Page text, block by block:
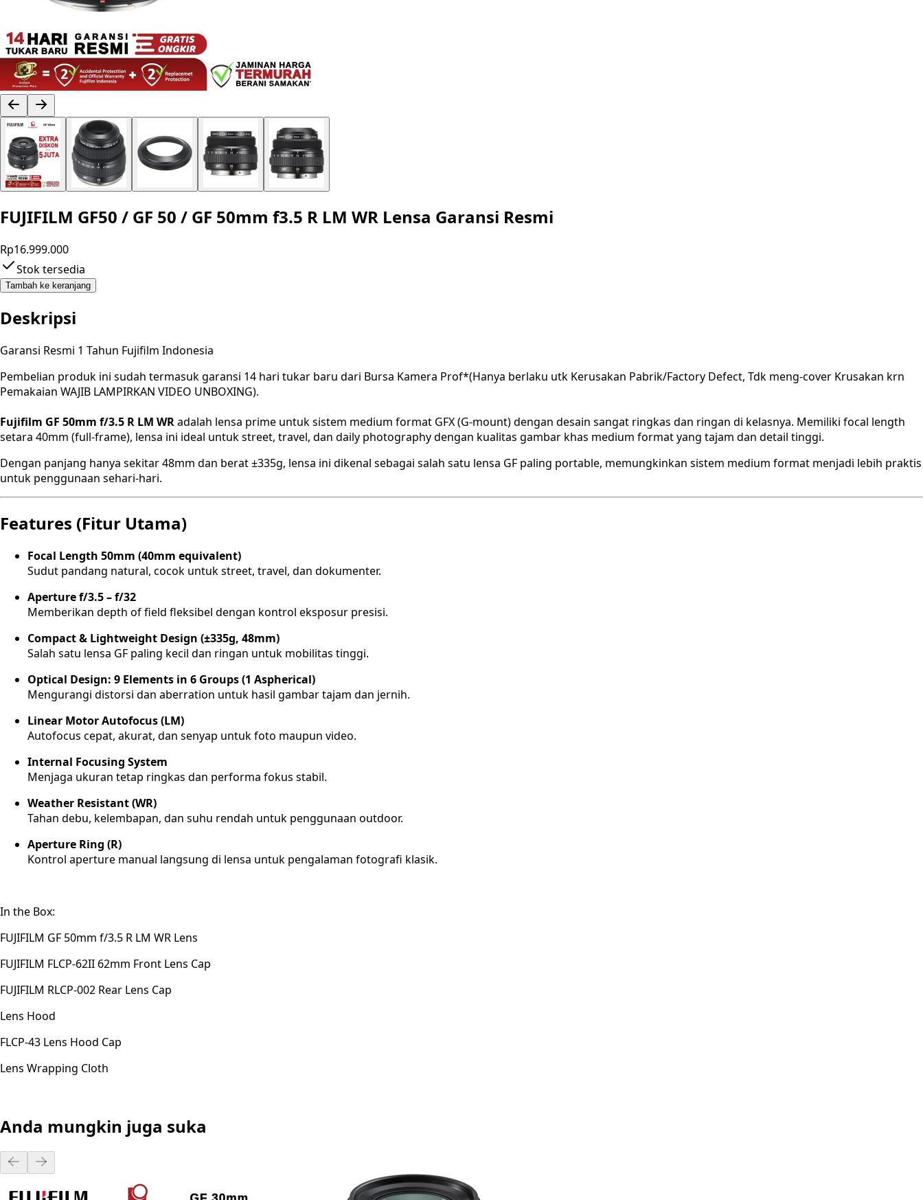
FUJIFILM GF50 / GF 50 / GF 50mm f3.5 R LM WR Lensa Garansi Resmi
Rp16.999.000
Stok tersedia
Tambah ke keranjang
Deskripsi
Garansi Resmi 1 Tahun Fujifilm Indonesia
Pembelian produk ini sudah termasuk garansi 14 hari tukar baru dari Bursa Kamera Prof*(Hanya berlaku utk Kerusakan Pabrik/Factory Defect, Tdk meng-cover Krusakan krn
Pemakaian WAJIB LAMPIRKAN VIDEO UNBOXING).
Fujifilm GF 50mm f/3.5 R LM WRadalah lensa prime untuk sistem medium format GFX (G-mount) dengan desain sangat ringkas dan ringan di kelasnya. Memiliki focal length
setara 40mm (full-frame), lensa ini ideal untuk street, travel, dan daily photography dengan kualitas gambar khas medium format yang tajam dan detail tinggi.
Dengan panjang hanya sekitar 48mm dan berat ±335g, lensa ini dikenal sebagai salah satu lensa GF paling portable, memungkinkan sistem medium format menjadi lebih praktis
untuk penggunaan sehari-hari.
Features (Fitur Utama)
Focal Length 50mm (40mm equivalent)
Sudut pandang natural, cocok untuk street, travel, dan dokumenter.
Aperture f/3.5 – f/32
Memberikan depth of field fleksibel dengan kontrol eksposur presisi.
Compact & Lightweight Design (±335g, 48mm)
Salah satu lensa GF paling kecil dan ringan untuk mobilitas tinggi.
Optical Design: 9 Elements in 6 Groups (1 Aspherical)
Mengurangi distorsi dan aberration untuk hasil gambar tajam dan jernih.
Linear Motor Autofocus (LM)
Autofocus cepat, akurat, dan senyap untuk foto maupun video.
Internal Focusing System
Menjaga ukuran tetap ringkas dan performa fokus stabil.
Weather Resistant (WR)
Tahan debu, kelembapan, dan suhu rendah untuk penggunaan outdoor.
Aperture Ring (R)
Kontrol aperture manual langsung di lensa untuk pengalaman fotografi klasik.
In the Box:
FUJIFILM GF 50mm f/3.5 R LM WR Lens
FUJIFILM FLCP-62II 62mm Front Lens Cap
FUJIFILM RLCP-002 Rear Lens Cap
Lens Hood
FLCP-43 Lens Hood Cap
Lens Wrapping Cloth
Anda mungkin juga suka